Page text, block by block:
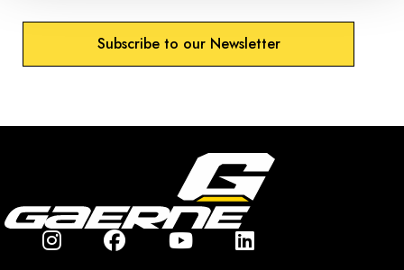
Subscribe to our Newsletter